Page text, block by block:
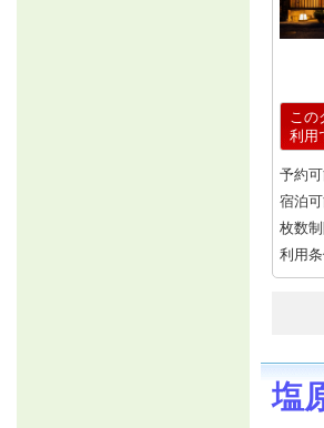
この
利用
予約可
宿泊可
枚数制
利用条
塩